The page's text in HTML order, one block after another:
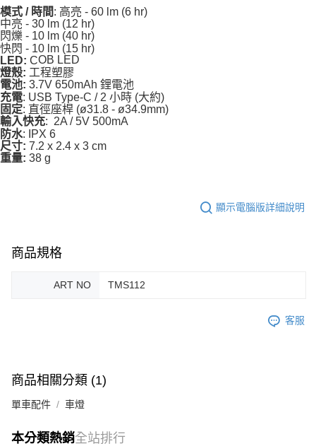
每筆NT$60，滿NT$10,000(含以上)免運費
宅配
每筆NT$80
離島宅配
每筆NT$100
模式 / 時間: 高亮 - 60 lm (6 hr)
中亮 - 30 lm (12 hr)
閃爍 - 10 lm (40 hr)
快閃 - 10 lm (15 hr)
LED: COB LED
燈殼: 工程塑膠
電池: 3.7V 650mAh 鋰電池
充電: USB Type-C / 2 小時 (大約)
固定: 直徑座桿 (ø31.8 - ø34.9mm)
輸入快充: 2A / 5V 500mA
防水: IPX 6
尺寸: 7.2 x 2.4 x 3 cm
重量: 38 g
顯示電腦版詳細說明
商品規格
ART NO TMS112
客服
商品相關分類 (1)
單車配件 車燈
本分類熱銷全站排行